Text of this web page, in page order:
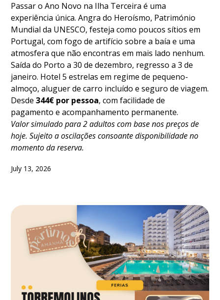
Passar o Ano Novo na Ilha Terceira é uma
experiência única. Angra do Heroísmo, Património
Mundial da UNESCO, festeja como poucos sítios em
Portugal, com fogo de artifício sobre a baía e uma
atmosfera que não encontras em mais lado nenhum.
Saída do Porto a 30 de dezembro, regresso a 3 de
janeiro. Hotel 5 estrelas em regime de pequeno-
almoço, aluguer de carro incluído e seguro de viagem.
Desde344€ por pessoa, com facilidade de
pagamento e acompanhamento permanente.
Valor simulado para 2 adultos com base nos preços de
hoje. Sujeito a oscilações consoante disponibilidade no
momento da reserva.
July 13, 2026